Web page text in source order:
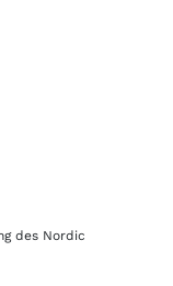
des Nordic